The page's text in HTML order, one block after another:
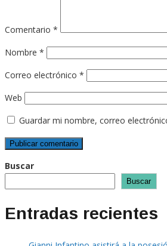
Comentario *
Nombre *
Correo electrónico *
Web
Guardar mi nombre, correo
Buscar
Buscar
Entradas recientes